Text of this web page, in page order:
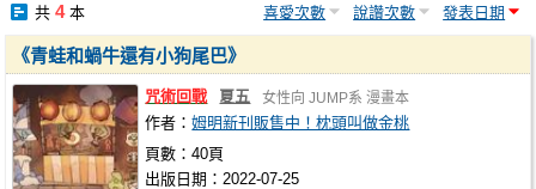
共 4本 喜愛次數 說讚次數 發表日期
《青蛙和蝸牛還有小狗尾巴》
咒術回戰 夏五 女性向 JUMP系 漫畫本
作者：姆明新刊販售中！枕頭叫做金桃
頁數：40頁
出版日期：2022-07-25